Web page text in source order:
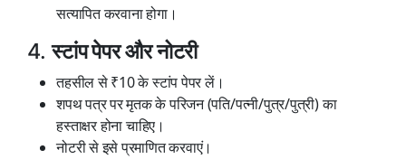
सत्यापित करवाना होगा।
4.स्टांप पेपर और नोटरी
तहसील से ₹10 के स्टांप पेपर लें।
शपथ पत्र पर मृतक के परिजन (पति/पत्नी/पुत्र/पुत्री) का
हस्ताक्षर होना चाहिए।
नोटरी से इसे प्रमाणित करवाएं।